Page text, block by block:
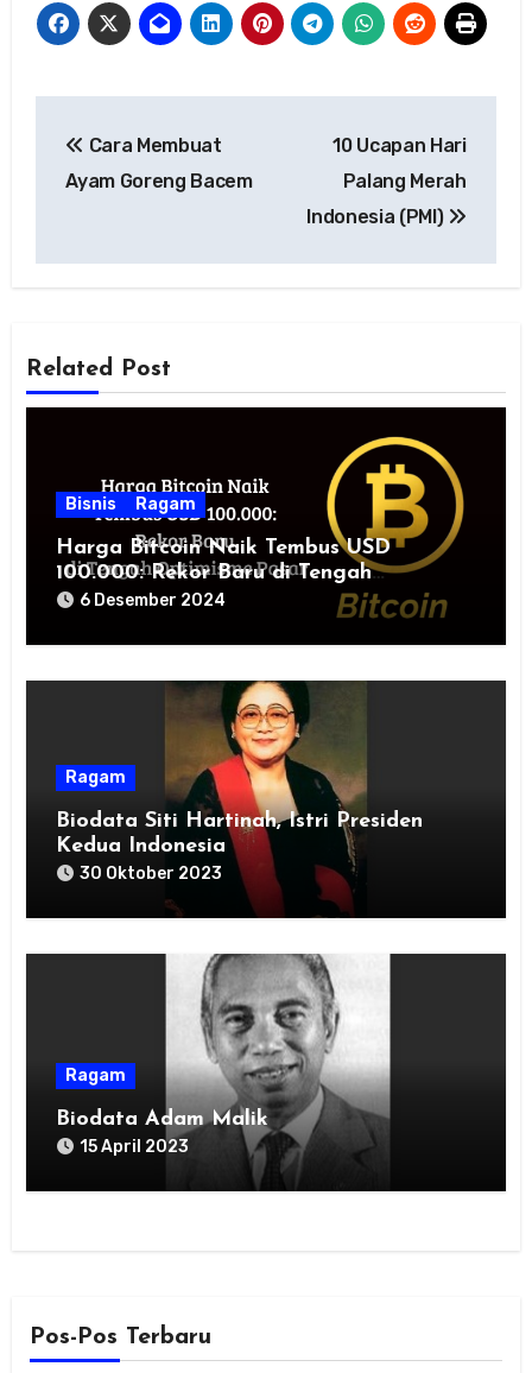
pos
Cara Membuat
Ayam Goreng Bacem
10 Ucapan Hari
Palang Merah
Indonesia (PMI)
Related Post
Bisnis Ragam
Harga Bitcoin Naik Tembus USD
100.000: Rekor Baru di Tengah
Optimisme Pasar
6 Desember 2024
Ragam
Biodata Siti Hartinah, Istri Presiden
Kedua Indonesia
30 Oktober 2023
Ragam
Biodata Adam Malik
15 April 2023
Pos-Pos Terbaru